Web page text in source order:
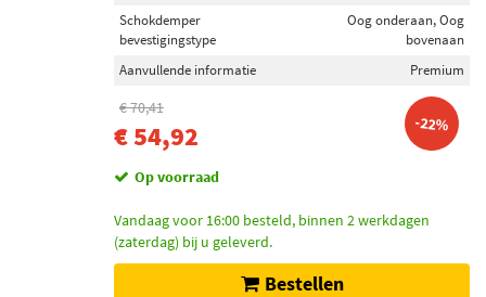
Schokdemper
bevestigingstype
Oog onderaan, Oog
bovenaan
Aanvullende informatie
Premium
€ 70,41
€ 54,92 -22%
Op voorraad
Vandaag voor 16:00 besteld, binnen 2 werkdagen
(zaterdag) bij u geleverd.
Bestellen